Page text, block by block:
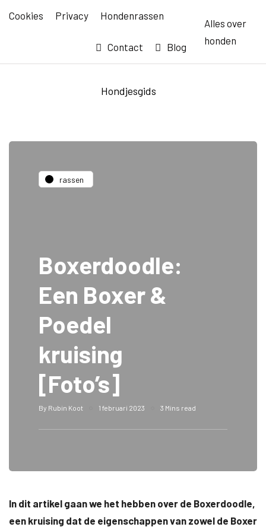
Cookies Privacy Hondenrassen
Blog
Contact
Alles over
honden
Hondjesgids
rassen
Boxerdoodle:
Een Boxer &
Poedel
kruising
[Foto’s]
By Rubin Koot 1 februari 2023 3 Mins read
In dit artikel gaan we het hebben over de Boxerdoodle,
een kruising dat de eigenschappen van zowel de Boxer